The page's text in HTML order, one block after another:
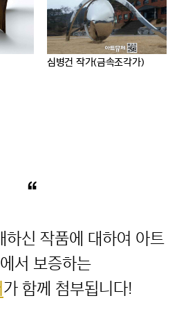
심병건 작가(금속조각가)
“
하신 작품에 대하여 아트